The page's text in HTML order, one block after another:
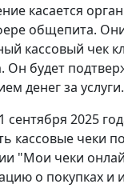
касается
общепита.
кассовый чек
Он будет
денег за услуги.
сентября 2025
кассовые чеки
"Мои чеки
о покупках и